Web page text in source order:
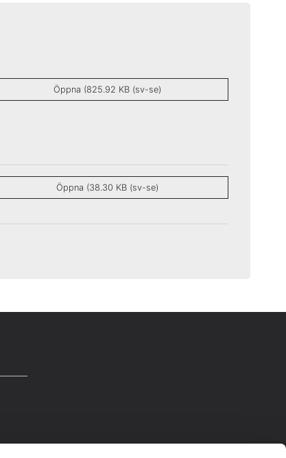
Öppna (825.92 KB (sv-se)
Öppna (38.30 KB (sv-se)